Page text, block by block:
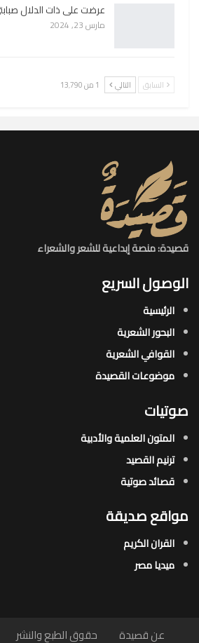
عرضت على ذات الدلال
مارس 23, 2024
السابق التالي 1 من 13٬790
قصيدة: منصة إبداعية للشعر والشعراء
الوصول السريع
الرئيسية
البحور الشعرية​
القوافي الشعرية​
موضوعات القصيدة​
صوتيات
المتون العلمية والأدبية
ترنيم القصيد
قصائد صوتية
مواقع صديقة
القران الكريم
ميديا مصر
عن قصيدة حقوق الطبع والنشر